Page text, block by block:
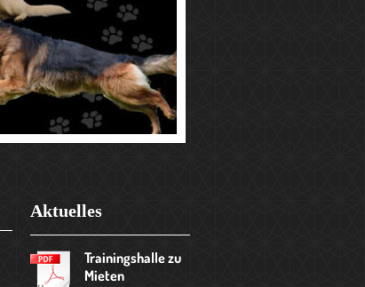
Aktuelles
Trainingshalle zu
Mieten